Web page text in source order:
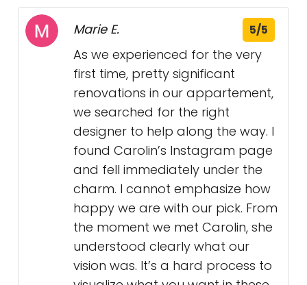
Marie E. 5/5
As we experienced for the very
first time, pretty significant
renovations in our appartement,
we searched for the right
designer to help along the way. I
found Carolin’s Instagram page
and fell immediately under the
charm. I cannot emphasize how
happy we are with our pick. From
the moment we met Carolin, she
understood clearly what our
vision was. It’s a hard process to